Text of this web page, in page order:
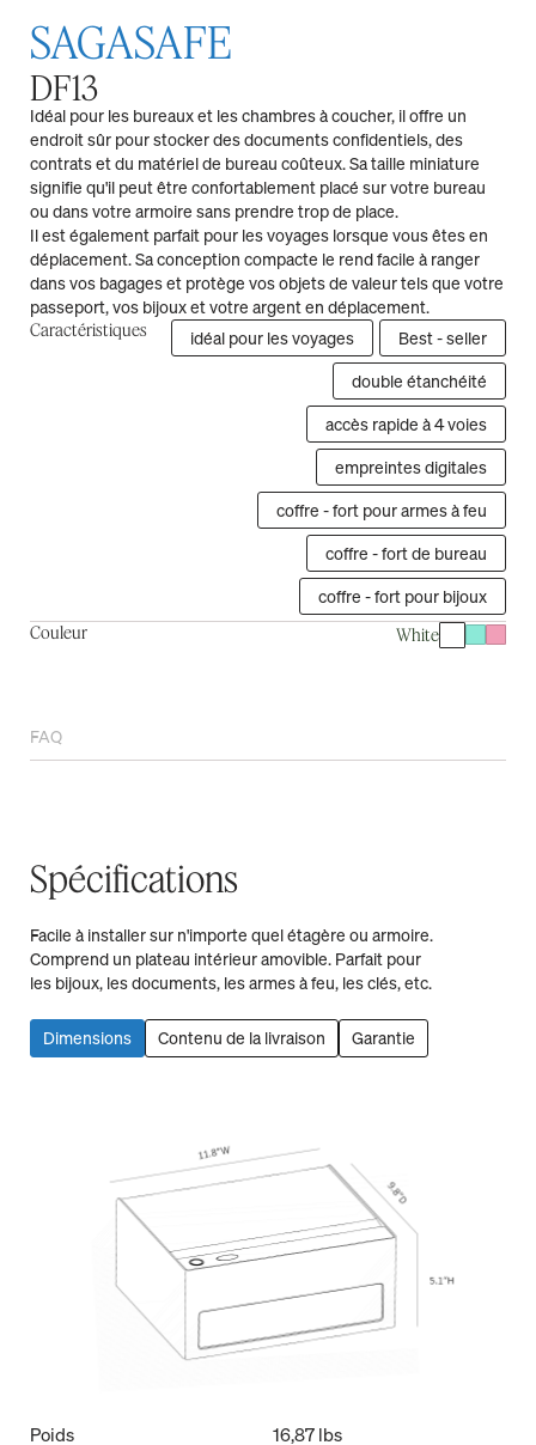
SAGASAFE
DF13
Idéal pour les bureaux et les chambres à coucher, il offre un
endroit sûr pour stocker des documents confidentiels, des
contrats et du matériel de bureau coûteux. Sa taille miniature
signifie qu'il peut être confortablement placé sur votre bureau
ou dans votre armoire sans prendre trop de place.
Il est également parfait pour les voyages lorsque vous êtes en
déplacement. Sa conception compacte le rend facile à ranger
dans vos bagages et protège vos objets de valeur tels que votre
passeport, vos bijoux et votre argent en déplacement.
Caractéristiques Best - seller
idéal pour les voyages
double étanchéité
accès rapide à 4 voies
empreintes digitales
coffre - fort pour armes à feu
coffre - fort de bureau
coffre - fort pour bijoux
Couleur White
FAQ
Spécifications
Facile à installer sur n'importe quel étagère ou armoire.
Comprend un plateau intérieur amovible. Parfait pour
les bijoux, les documents, les armes à feu, les clés, etc.
Dimensions Contenu de la livraison Garantie
Poids 16,87 lbs